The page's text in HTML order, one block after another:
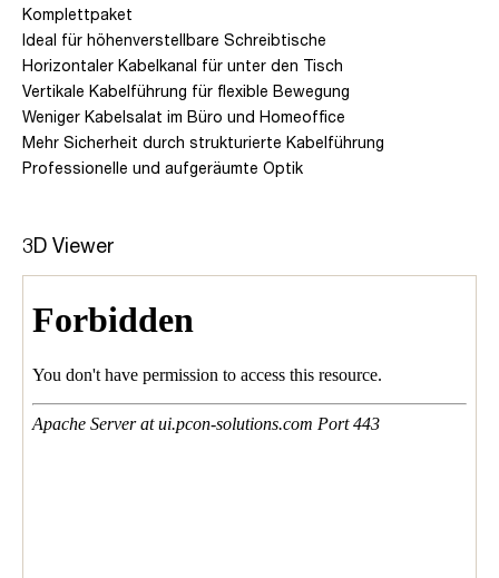
Komplettpaket
Ideal für höhenverstellbare Schreibtische
Horizontaler Kabelkanal für unter den Tisch
Vertikale Kabelführung für flexible Bewegung
Weniger Kabelsalat im Büro und Homeoffice
Mehr Sicherheit durch strukturierte Kabelführung
Professionelle und aufgeräumte Optik
3D Viewer